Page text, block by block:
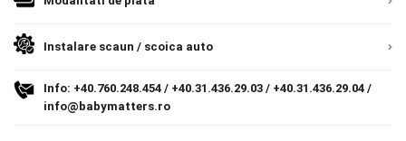
Copyright 2026 BabyMatters
Instalare scaun / scoica auto
Info: +40.760.248.454 / +40.31.436.29.03 / +40.31.436.29.04 /
info@babymatters.ro